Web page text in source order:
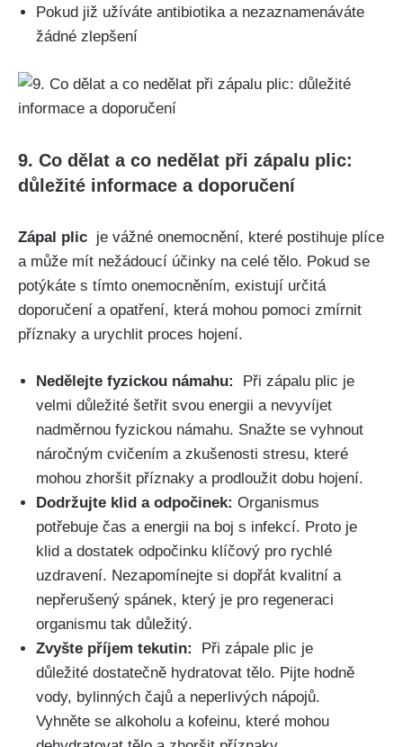
Pokud již ​užíváte antibiotika a nezaznamenáváte
⁢žádné zlepšení
9. Co ⁣dělat a‍ co nedělat při zápalu⁤ plic:
důležité ⁤informace a doporučení
Zápal⁢ plic ​ je ‍vážné onemocnění, ⁢které postihuje plíce
a ​může mít nežádoucí účinky na celé⁢ tělo.‌ Pokud se
potýkáte s tímto onemocněním, existují určitá
doporučení a opatření, která​ mohou pomoci zmírnit
příznaky⁢ a urychlit proces hojení.
Nedělejte fyzickou námahu:
‍ Při zápalu plic je
⁢velmi důležité šetřit svou energii a nevyvíjet⁤
nadměrnou fyzickou ​námahu. ⁢Snažte se vyhnout
⁣náročným ⁢cvičením a zkušenosti ‍stresu,⁢ které
mohou zhoršit příznaky a prodloužit dobu hojení.
Dodržujte klid a odpočinek: Organismus
potřebuje čas a energii na⁣ boj s ‌infekcí. Proto je‌
klid a dostatek odpočinku klíčový⁤ pro rychlé
⁤uzdravení. Nezapomínejte si dopřát kvalitní a
nepřerušený ⁢spánek,⁢ který je pro regeneraci
organismu ⁤tak ‌důležitý.
Zvyšte příjem ⁤tekutin:
‍ Při zápale plic je
důležité dostatečně ⁣hydratovat tělo. Pijte hodně
vody,​ bylinných čajů a neperlivých nápojů.​
Vyhněte se alkoholu a kofeinu, které mohou